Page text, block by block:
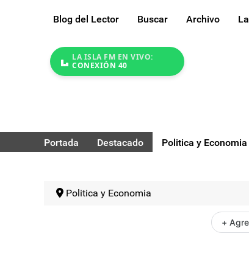
Blog del Lector Buscar Archivo
LA ISLA FM EN VIVO:
CONEXIÓN 40
Portada Destacado Politica y Economia
Politica y Economia
+